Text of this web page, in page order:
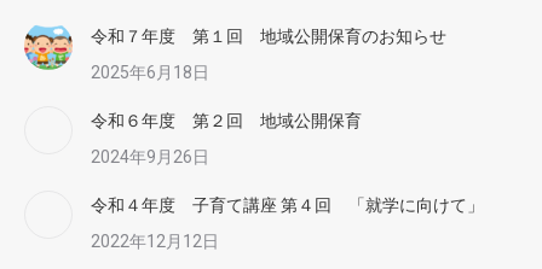
令和７年度 第１回 地域公開保育のお知らせ
2025年6月18日
令和６年度 第２回 地域公開保育
2024年9月26日
令和４年度 子育て講座 第４回 「就学に向けて」
2022年12月12日